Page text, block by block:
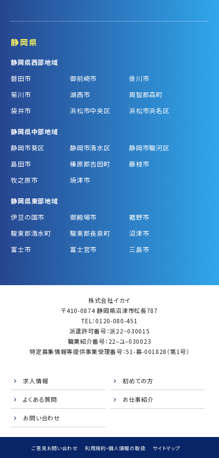
静岡県
静岡県西部地域
磐田市
御前崎市
掛川市
菊川市
湖西市
周智郡森町
袋井市
浜松市中央区 浜松市浜名区
静岡県中部地域
静岡市葵区
静岡市清水区
静岡市駿河区
島田市
榛原郡吉田町
藤枝市
牧之原市
焼津市
静岡県東部地域
伊豆の国市
御殿場市
裾野市
駿東郡清水町
駿東郡長泉町
沼津市
富士市
富士宮市 三島市
株式会社イカイ
〒410-0874 静岡県沼津市松長787
TEL：0120-080-451
派遣許可番号：派22−030015
職業紹介番号：22–ユ–030023
特定募集情報等提供事業受理番号：51-募-001828（第1号）
求人情報 初めての方
よくある質問 お仕事紹介
お問い合わせ
ご意見お問い合わせ 利用規約・個人情報の取扱
サイトマップ